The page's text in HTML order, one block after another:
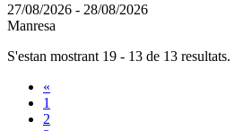
27/08/2026 - 28/08/2026
Manresa
S'estan mostrant 19 - 13 de 13 resultats.
«
1
2